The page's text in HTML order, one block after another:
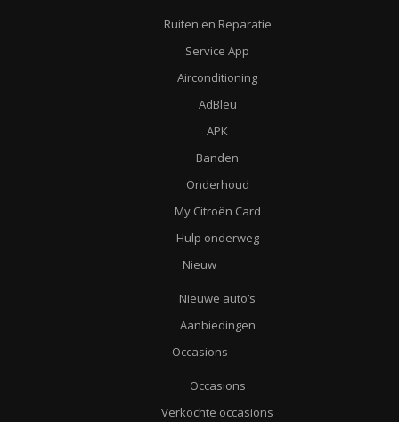
Ruiten en Reparatie
Service App
Airconditioning
AdBleu
APK
Banden
Onderhoud
My Citroën Card
Hulp onderweg
Nieuw
Nieuwe auto’s
Aanbiedingen
Occasions
Occasions
Verkochte occasions